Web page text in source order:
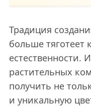
Традиция
больше тяготеет
естественности.
растительных
получить не
и уникальную